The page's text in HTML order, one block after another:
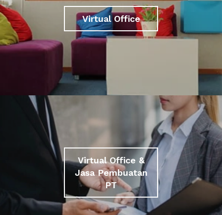
Virtual Office
Virtual Office &
Jasa Pembuatan
PT